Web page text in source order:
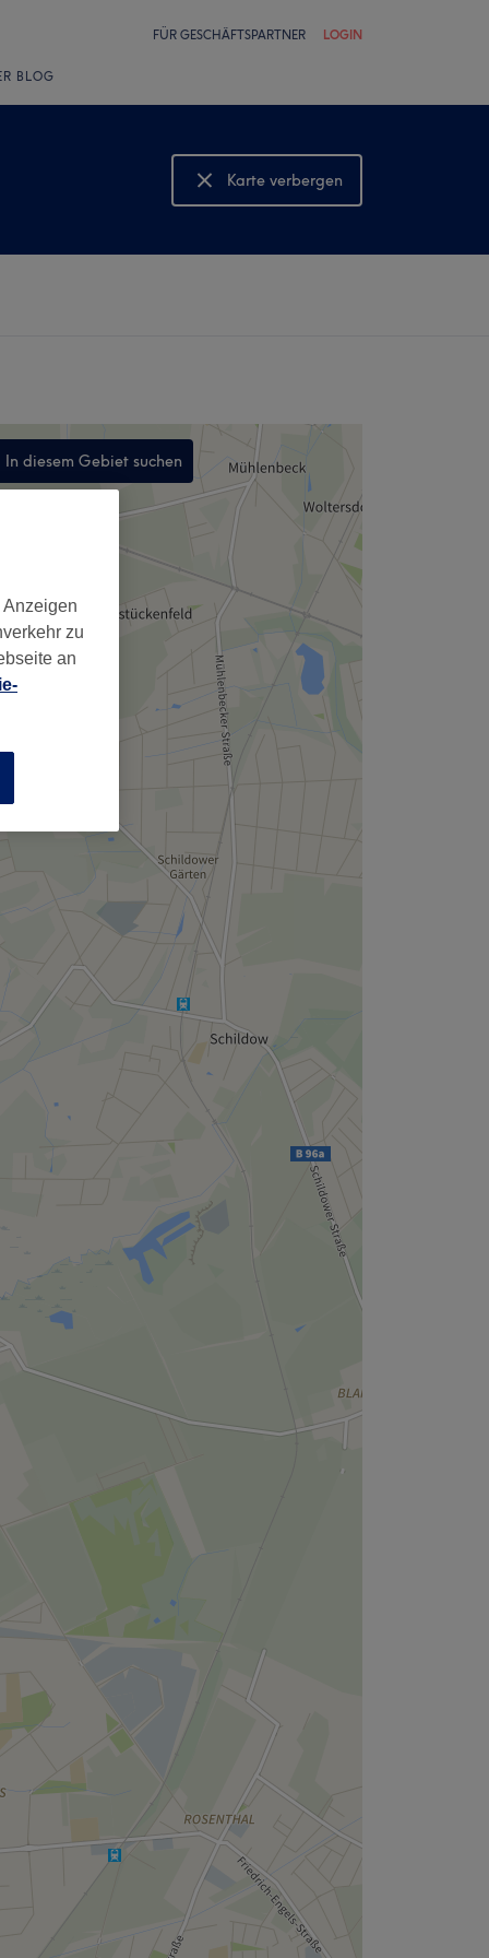
FÜR GESCHÄFTSPARTNER LOGIN
BLOG
Karte verbergen
Karte anzeigen
In diesem Gebiet suchen
,
zu
an